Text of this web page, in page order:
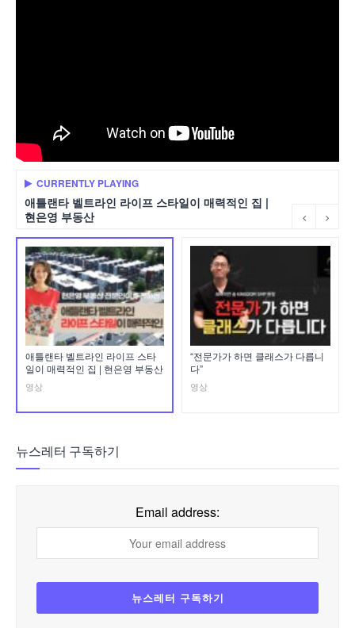
CURRENTLY PLAYING
애틀랜타 벨트라인 라이프 스타일이 매력적인 집 |
현은영 부동산
애틀랜타 벨트라인 라이프 스타
일이 매력적인 집 | 현은영 부동산
영상
“전문가가 하면 클래스가 다릅니
다”
영상
뉴스레터 구독하기
Email address: